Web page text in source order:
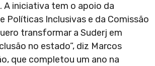
iniciativa tem o apoio da
Políticas Inclusivas e da Comissão
transformar a Suderj em
no estado”, diz Marcos
que completou um ano na